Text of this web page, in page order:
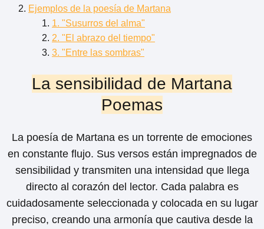
Ejemplos de la poesía de Martana
1. "Susurros del alma"
2. "El abrazo del tiempo"
3. "Entre las sombras"
La sensibilidad de Martana
Poemas
La poesía de Martana es un torrente de emociones
en constante flujo. Sus versos están impregnados de
sensibilidad y transmiten una intensidad que llega
directo al corazón del lector. Cada palabra es
cuidadosamente seleccionada y colocada en su lugar
preciso, creando una armonía que cautiva desde la